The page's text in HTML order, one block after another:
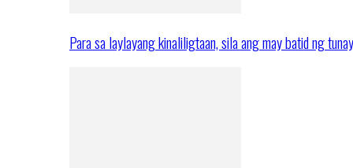
Para sa laylayang kinaliligtaan, sila ang may batid ng